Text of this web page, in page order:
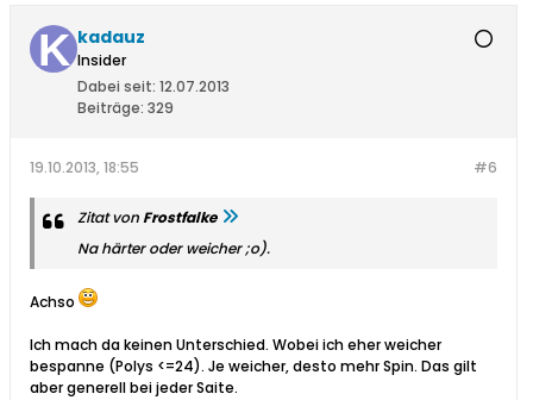
kadauz
Insider
Dabei seit: 12.07.2013
Beiträge: 329
#6
19.10.2013, 18:55
Zitat vonFrostfalke
Na härter oder weicher ;o).
Achso
Ich mach da keinen Unterschied. Wobei ich eher weicher
bespanne (Polys <=24). Je weicher, desto mehr Spin. Das gilt
aber generell bei jeder Saite.